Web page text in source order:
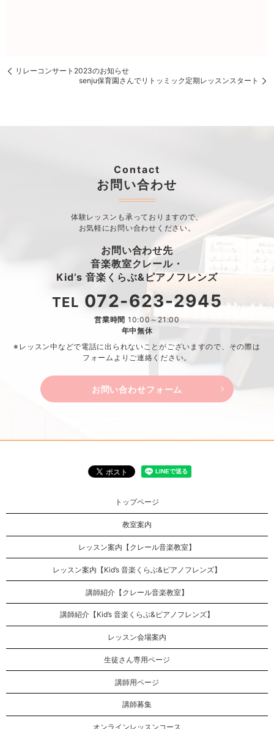
リレーコンサート2023のお知らせ
senju保育園さんでリトッミック定期レッスンスタート
Contact
お問い合わせ
体験レッスンも承っておりますので、
お気軽にお問い合わせください。
お問い合わせ先
音楽教室クレール・
Kid’s 音楽くらぶ&ピアノフレンズ
TEL 072-623-2945
営業時間 10:00～21:00
年中無休
※レッスン中などで電話に出られないことがございますので、 その際は
フォームよりご連絡ください。
お問い合わせフォーム
トップページ
教室案内
レッスン案内【クレール音楽教室】
レッスン案内【Kid’s 音楽くらぶ&ピアノフレンズ】
講師紹介【クレール音楽教室】
講師紹介【Kid’s 音楽くらぶ&ピアノフレンズ】
レッスン会場案内
生徒さん専用ページ
講師用ページ
講師募集
オンラインレッスンコース